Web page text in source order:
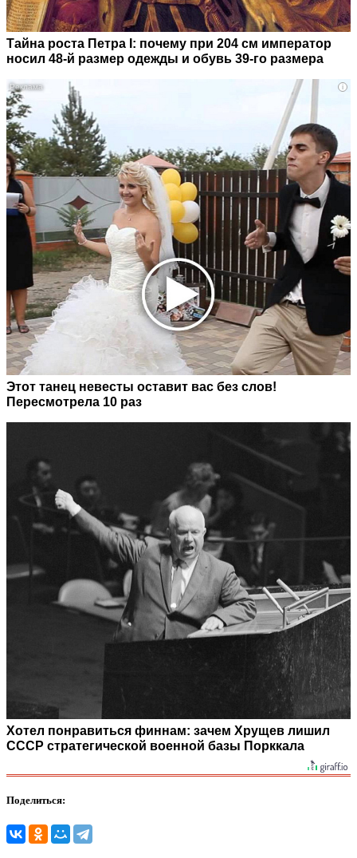
Тайна роста Петра I: почему при 204 см император
носил 48-й размер одежды и обувь 39-го размера
i
Этот танец невесты оставит вас без слов!
Пересмотрела 10 раз
Хотел понравиться финнам: зачем Хрущев лишил
СССР стратегической военной базы Порккала
Поделиться: